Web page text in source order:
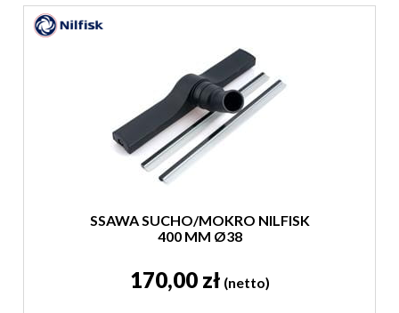
SSAWA SUCHO/MOKRO NILFISK
400 MM Ø38
170,00 zł (netto)